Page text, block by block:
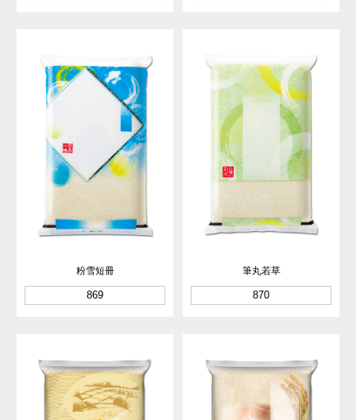
粉雪短冊
869
筆丸若草
870